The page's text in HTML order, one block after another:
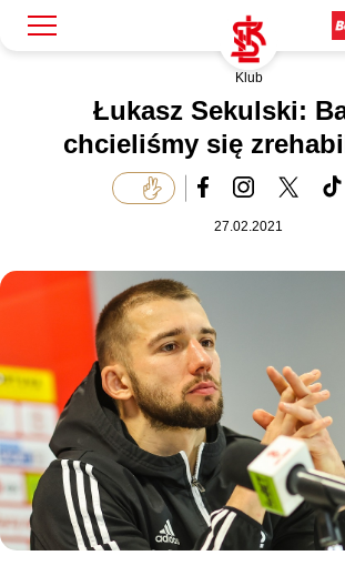
Akademia
Biznes
Dla mediów
Kibice
Klub
Łukasz Sekulski:
chcieliśmy się
27.02.2021